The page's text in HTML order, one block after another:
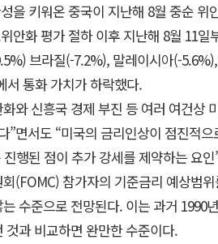
을 키워온 중국이 지난해 8월 중순 위
안화 평가 절하 이후 지난해 8월 11일
브라질(-7.2%), 말레이시아(-
서 통화 가치가 하락했다.
와 신흥국 경제 부진 등 여러 여건상
”면서도 “미국의 금리인상이 점진적
행된 점이 추가 강세를 제약하는 요
(FOMC) 참가자의 기준금리 예상범
수준으로 전망된다. 이는 과거 1990
과 비교하면 완만한 수준이다.